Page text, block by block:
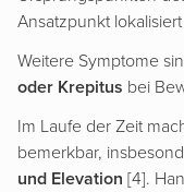
Ansatzpunkt
Weitere Symptome
oder Krepitus bei
Im Laufe der Zeit
bemerkbar,
und Elevation [4].